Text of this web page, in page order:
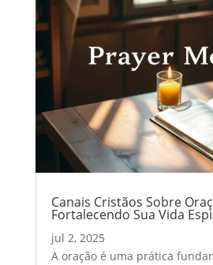
Canais Cristãos Sobre
Fortalecendo Sua Vida
jul 2, 2025
A oração é uma prática